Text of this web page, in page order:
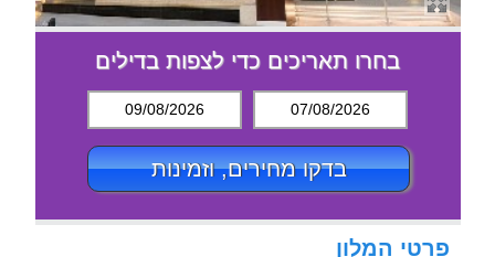
בחרו תאריכים כדי לצפות בדילים
09/08/2026 07/08/2026
בדקו מחירים, וזמינות
פרטי המלון